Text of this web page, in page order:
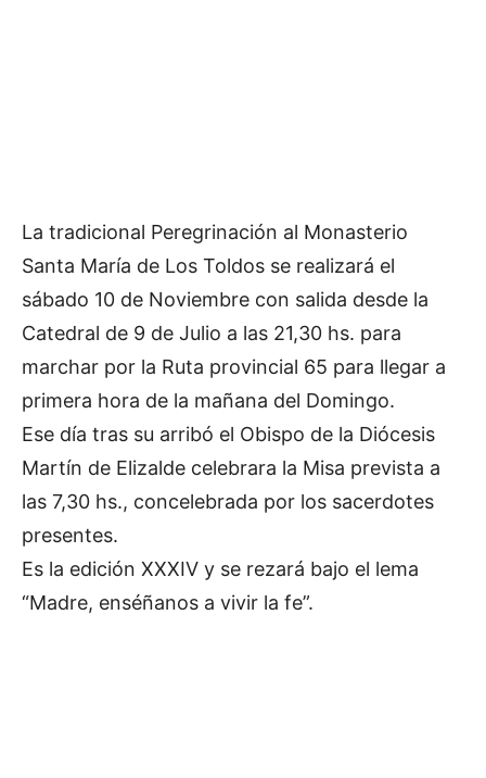
La tradicional Peregrinación al Monasterio
Santa María de Los Toldos se realizará el
sábado 10 de Noviembre con salida desde la
Catedral de 9 de Julio a las 21,30 hs. para
marchar por la Ruta provincial 65 para llegar a
primera hora de la mañana del Domingo.
Ese día tras su arribó el Obispo de la Diócesis
Martín de Elizalde celebrara la Misa prevista a
las 7,30 hs., concelebrada por los sacerdotes
presentes.
Es la edición XXXIV y se rezará bajo el lema
“Madre, enséñanos a vivir la fe”.